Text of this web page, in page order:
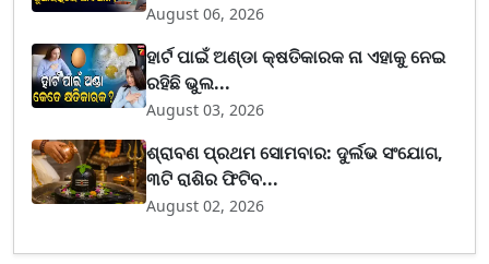
August 06, 2026
ହାର୍ଟ ପାଇଁ ଅଣ୍ଡା କ୍ଷତିକାରକ ନା ଏହାକୁ ନେଇ
ରହିଛି ଭୁଲ...
August 03, 2026
ଶ୍ରାବଣ ପ୍ରଥମ ସୋମବାର: ଦୁର୍ଲଭ ସଂଯୋଗ,
୩ଟି ରାଶିର ଫିଟିବ...
August 02, 2026